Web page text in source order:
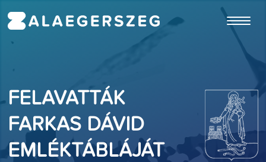
FELAVATTÁK
FARKAS DÁVID
EMLÉKTÁBLÁJÁT